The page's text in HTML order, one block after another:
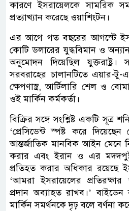
কারণে ইসরায়েলকে সামরিক
প্রত্যাখ্যান করেছে ওয়াশিংটন।
এর আগে গত বছরের আগস্টে
কোটি ডলারের যুদ্ধবিমান ও
অনুমোদন দিয়েছিল যুক্তরাষ্ট্র।
সরবরাহের চালানটিতে এয়ার-টু-
ক্ষেপণাস্ত্র, আর্টিলারি শেল ও
ওই মার্কিন কর্মকর্তা।
বিক্রির সঙ্গে সংশ্লিষ্ট একটি সূত্র
‘প্রেসিডেন্ট স্পষ্ট করে
আন্তর্জাতিক মানবিক আইন মেনে
করার এবং ইরান ও এর
প্রতিহত করার অধিকার রয়েছে
‘আমরা ইসরায়েলের
প্রদান অব্যাহত রাখব।’
মার্কিন সমর্থনকে দৃঢ় বলে বর্ণনা